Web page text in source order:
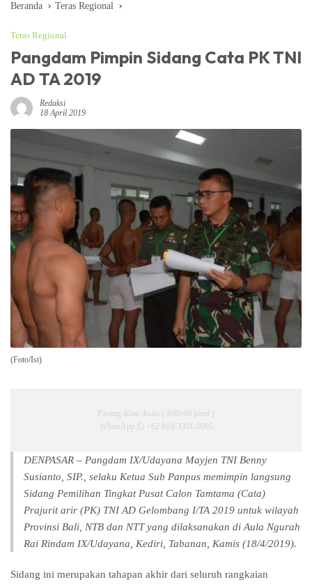
Beranda Teras Regional
Teras Regional
Pangdam Pimpin Sidang Cata PK TNI
AD TA 2019
Redaksi
18 April 2019
(Foto/Ist)
Pasang iklan disini ( 468x60 pixel )
WhatsApp
+62 819-3301-0005
DENPASAR – Pangdam IX/Udayana Mayjen TNI Benny
Susianto, SIP., selaku Ketua Sub Panpus memimpin langsung
Sidang Pemilihan Tingkat Pusat Calon Tamtama (Cata)
Prajurit arir (PK) TNI AD Gelombang I/TA 2019 untuk wilayah
Provinsi Bali, NTB dan NTT yang dilaksanakan di Aula Ngurah
Rai Rindam IX/Udayana, Kediri, Tabanan, Kamis (18/4/2019).
Sidang ini merupakan tahapan akhir dari seluruh rangkaian